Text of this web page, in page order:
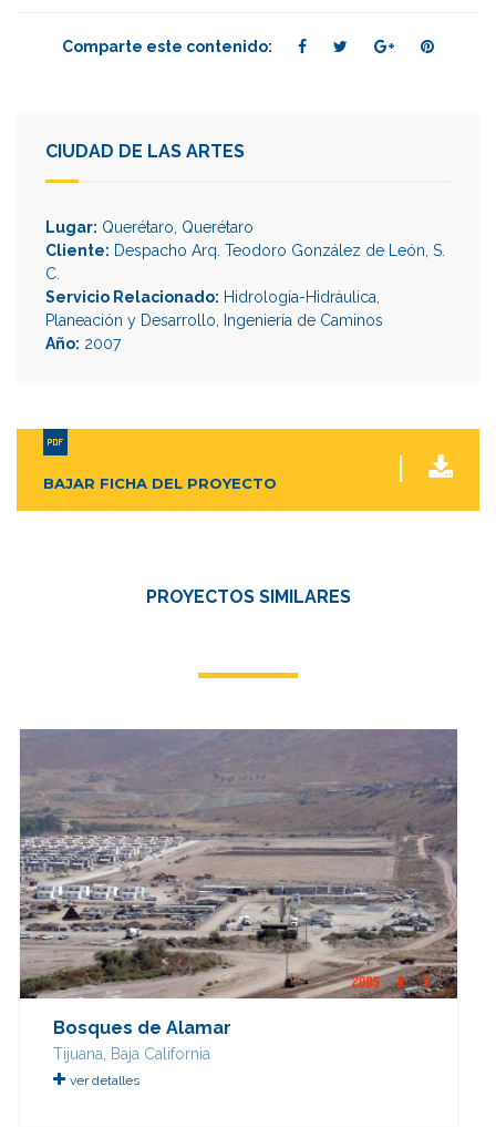
Comparte este contenido:
CIUDAD DE LAS ARTES
Lugar: Querétaro, Querétaro
Cliente: Despacho Arq. Teodoro González de León, S.
C.
Servicio Relacionado: Hidrología-Hidráulica
Planeación y Desarrollo
Ingeniería de Caminos
Año: 2007
BAJAR FICHA DEL PROYECTO
PROYECTOS SIMILARES
Bosques de Alamar
Tijuana, Baja California
ver detalles